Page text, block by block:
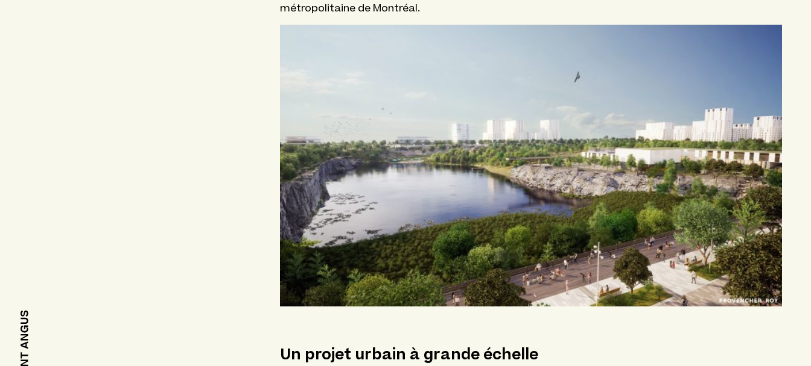
métropolitaine de Montréal.
Un projet urbain à grande échelle